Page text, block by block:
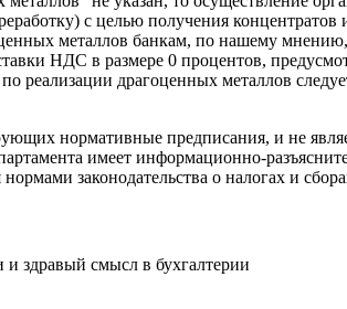
с целью получения
металлов банкам, по нашему
НДС в размере 0 процентов,
реализации драгоценных металлов
нормативные предписания, и не
имеет информационно-
законодательства о налогах и
здравый смысл в бухгалтерии